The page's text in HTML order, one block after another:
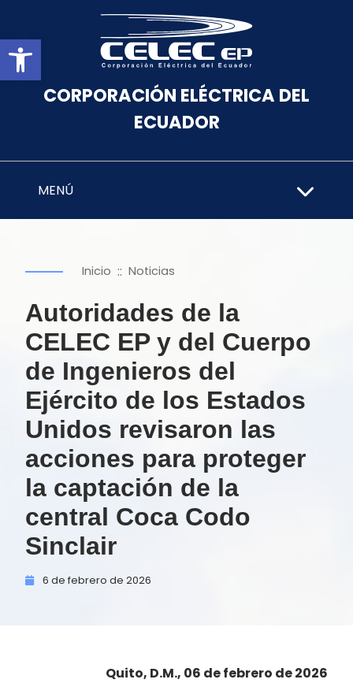
Abrir barra de herramientas
CORPORACIÓN ELÉCTRICA DEL
ECUADOR
MENÚ
Inicio :: Noticias
Autoridades de la
CELEC EP y del Cuerpo
de Ingenieros del
Ejército de los Estados
Unidos revisaron las
acciones para proteger
la captación de la
central Coca Codo
Sinclair
6 de febrero de 2026
Quito, D.M., 06 de febrero de 2026